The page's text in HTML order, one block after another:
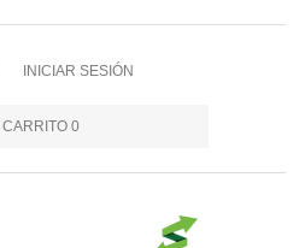
INICIAR SESIÓN
CARRITO 0